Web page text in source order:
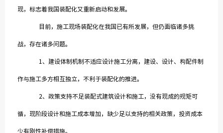
现，标志着我国装配化又重新启动和发展。
目前，施工现场装配化在我国已有所发展，但仍面临诸多挑
战，存在诸多问题。
1、建设体制机制不适应设计施工分离，建设、设计、构配件制
作与施工多方相互独立，不利于装配化的推进。
2、政策支持不足装配式建筑设计和施工，没有现成的规矩可
循，现阶段设计和施工成本增加，缺少足以支持的相关政策，投资成本
少有刚性补偿措施。